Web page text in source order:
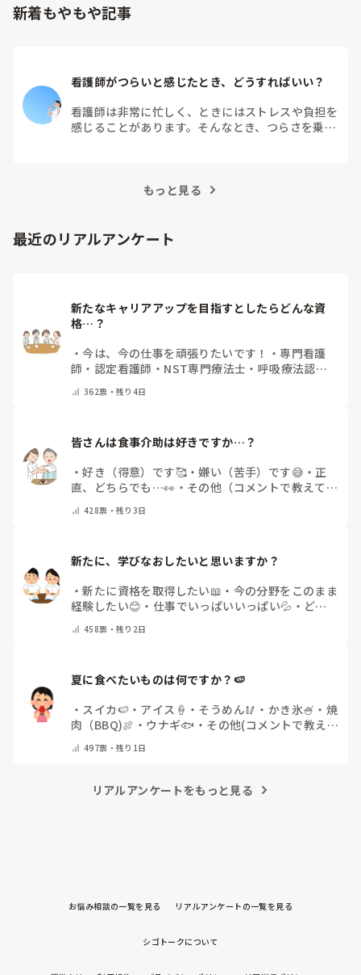
新着もやもや記事
看護師がつらいと感じたとき、どうすればいい？
看護師は非常に忙しく、ときにはストレスや負担を
感じることがあります。そんなとき、つらさを乗り
もっと見る
最近のリアルアンケート
新たなキャリアアップを目指すとしたらどんな資
格…？
・今は、今の仕事を頑張りたいです！ ・専門看護
師 ・ 認定看護師 ・ NST専門療法士 ・ 呼吸療法認定
内視鏡技師・その他(コメントで教えて下さい)
362票・残り4日
皆さんは食事介助は好きですか…？
・好き（得意）です🥰・嫌い（苦手）です😅 ・ 正
直、どちらでも…👀 ・ その他（コメントで教えてく
428票・残り3日
新たに、学びなおしたいと思いますか？
・新たに資格を取得したい📖 ・ 今の分野をこのまま
経験したい😊 ・ 仕事でいっぱいいっぱい💦 ・ どん
教えてください）
458票・残り2日
夏に食べたいものは何ですか？🍉
・ スイカ🍉 ・ アイス🍦 ・ そうめん🥢 ・ かき氷🍧 ・ 焼
肉（BBQ)🍖 ・ ウナギ🐟 ・ その他(コメントで教え
497票・残り1日
リアルアンケートをもっと見る
お悩み相談の一覧を見る リアルアンケートの一覧を見る
シゴトークについて